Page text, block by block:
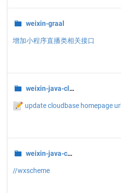
weixin-graal
增加小程序直播类相关接口
weixin-java-cloudbase
📝 update cloudbase homepage url
weixin-java-common
//wxscheme